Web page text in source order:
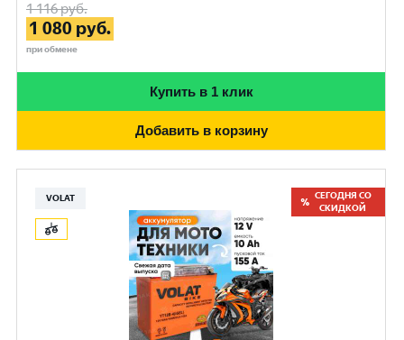
1 116руб.
1 080 руб.
при обмене
Купить в 1 клик
Добавить в корзину
VOLAT
СЕГОДНЯ СО
СКИДКОЙ